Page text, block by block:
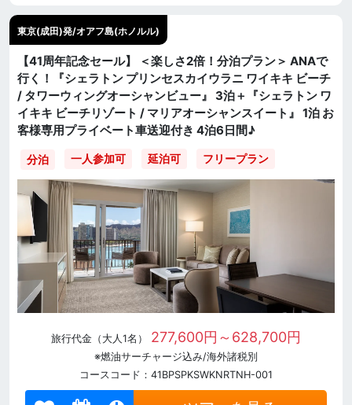
東京(成田)発/オアフ島(ホノルル)
【41周年記念セール】 ＜楽しさ2倍！分泊プラン＞ ANAで
行く！『シェラトン プリンセスカイウラニ ワイキキ ビーチ
/ タワーウィングオーシャンビュー』 3泊＋『シェラトン ワ
イキキ ビーチリゾート / マリアオーシャンスイート』 1泊 お
客様専用プライベート車送迎付き 4泊6日間♪
分泊 一人参加可 延泊可 フリープラン
旅行代金（大人1名） 277,600円～628,700円
※燃油サーチャージ込み/海外諸税別
コースコード：41BPSPKSWKNRTNH-001